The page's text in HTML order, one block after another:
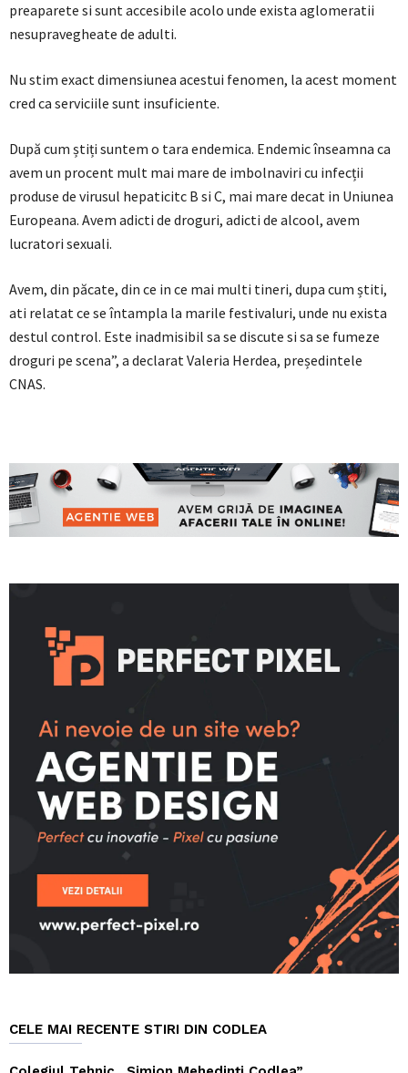
preaparete si sunt accesibile acolo unde exista aglomeratii
nesupravegheate de adulti.
Nu stim exact dimensiunea acestui fenomen, la acest moment
cred ca serviciile sunt insuficiente.
După cum știți suntem o tara endemica. Endemic înseamna ca
avem un procent mult mai mare de imbolnaviri cu infecții
produse de virusul hepaticitc B si C, mai mare decat in Uniunea
Europeana. Avem adicti de droguri, adicti de alcool, avem
lucratori sexuali.
Avem, din păcate, din ce in ce mai multi tineri, dupa cum știti,
ati relatat ce se întampla la marile festivaluri, unde nu exista
destul control. Este inadmisibil sa se discute si sa se fumeze
droguri pe scena”, a declarat Valeria Herdea, președintele
CNAS.
CELE MAI RECENTE STIRI DIN CODLEA